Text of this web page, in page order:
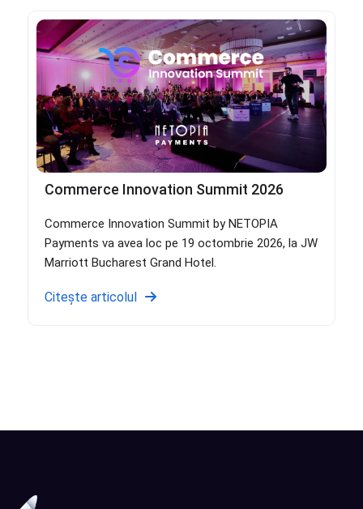
Commerce Innovation Summit 2026
Commerce Innovation Summit by NETOPIA
Payments va avea loc pe 19 octombrie 2026, la JW
Marriott Bucharest Grand Hotel.
Citește articolul